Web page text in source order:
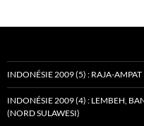
INDONÉSIE 2009 (5) : RAJA-AMPAT
INDONÉSIE 2009 (4) : LEMBEH,
(NORD SULAWESI)